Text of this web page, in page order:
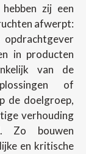
zij een
afwerpt:
in producten
van de
of
de doelgroep,
verhouding
Zo bouwen
en kritische